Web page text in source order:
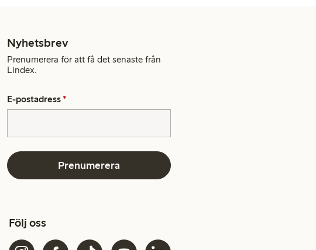
Nyhetsbrev
Prenumerera för att få det senaste från
Lindex.
E-postadress *
Prenumerera
Följ oss